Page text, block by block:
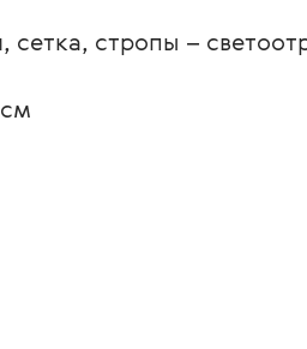
сетка, стропы –